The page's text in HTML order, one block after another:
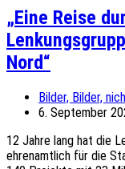
„Eine Reise
Nord“
Bilder, Bilder,
6. September
12 Jahre lang hat die
ehrenamtlich für die